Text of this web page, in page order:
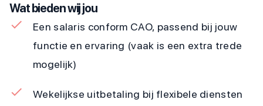
Wat bieden wij jou
Een salaris conform CAO, passend bij jouw
functie en ervaring (vaak is een extra trede
mogelijk)
Wekelijkse uitbetaling bij flexibele diensten